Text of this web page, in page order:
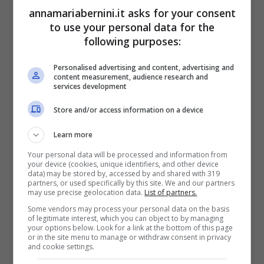
Il bicarbonato è un ingrediente con proprietà
pulenti e sbiancanti e una leggera azione
abrasiva. Bisogna semplicemente cospargere
il bicarbonato sul divano dove è macchiato e
lasciar agire per circa 30 minuti. A questo
punto, aspirare il bicarbonato con
l’aspirapolvere dotata dei giusti beccucci o
direttamente con una spazzola con le setole
morbide.
Poi, procedere con una pulizia più accurata
versando un cucchiaio di bicarbonato di
sodio in un secchio con circa 1 litro di acqua
tiepida. Aggiungere mezzo bicchiere di succo
annamariabernini.it asks for your consent
to use your personal data for the
following purposes:
Personalised advertising and content, advertising and
content measurement, audience research and
services development
Store and/or access information on a device
Learn more
Your personal data will be processed and information from
your device (cookies, unique identifiers, and other device
data) may be stored by, accessed by and shared with 319
partners, or used specifically by this site. We and our partners
may use precise geolocation data. List of partners.
Some vendors may process your personal data on the basis
of legitimate interest, which you can object to by managing
your options below. Look for a link at the bottom of this page
or in the site menu to manage or withdraw consent in privacy
and cookie settings.